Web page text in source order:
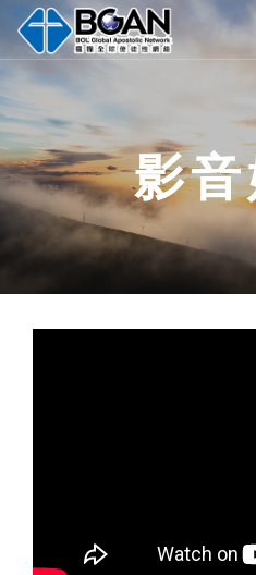
全球堂會
消息公告
影音媒體
代禱事項
資源共享
影